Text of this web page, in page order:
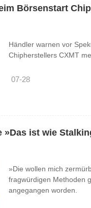
Börsenstart
Händler warnen vor
Chipherstellers CXMT
07-28
»Das ist wie
»Die wollen mich
fragwürdigen Methoden
angegangen worden.